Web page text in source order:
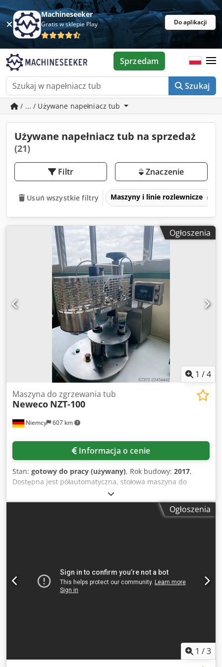
Machineseeker
Gratis w sklepie Play Do aplikacji
Szukaj
Sprzedam
/ ... / Używane napełniacz tub
Używane napełniacz tub na sprzedaż
(21)
Filtr Znaczenie
Usuń wszystkie filtry Maszyny i linie rozlewnicze
Ogłoszenia
1 /4
Niemcy 607 km
Maszyna do zgrzewania tub
Neweco NZT-100
Informacja o cenie
Stan: gotowy do pracy (używany), Rok budowy: 2017,
Dostępna jest półautomatyczna, stołowa maszyna do
zgrzewania tub Neweco. Materiały, z których wykonane są
tuby: LDPE/HDPE/PE/PP/laminat, maks. średnica tuby: 50
mm, maks. długość tuby: 250 mm, maks. wydajnośćOgłoszenia
1 /3